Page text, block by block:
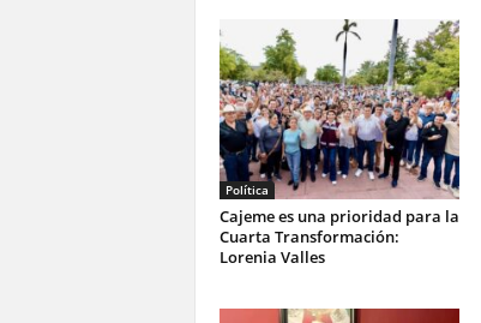
Política
Cajeme es una prioridad para la
Cuarta Transformación:
Lorenia Valles